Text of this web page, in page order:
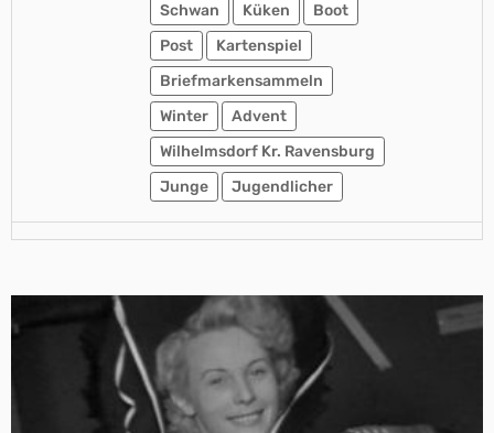
Schwan
Küken
Boot
Post
Kartenspiel
Briefmarkensammeln
Winter
Advent
Wilhelmsdorf Kr. Ravensburg
Junge
Jugendlicher